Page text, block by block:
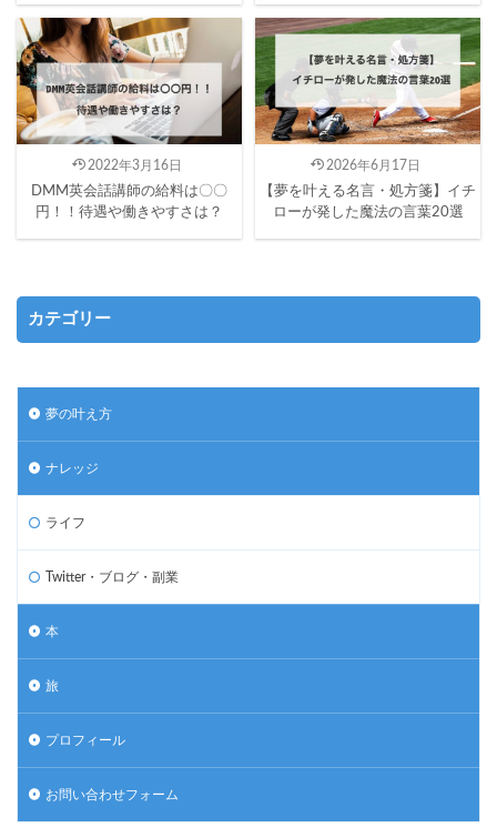
2022年3月16日
DMM英会話講師の給料は〇〇
円！！待遇や働きやすさは？
2026年6月17日
【夢を叶える名言・処方箋】イチ
ローが発した魔法の言葉20選
カテゴリー
夢の叶え方
ナレッジ
ライフ
Twitter・ブログ・副業
本
旅
プロフィール
お問い合わせフォーム